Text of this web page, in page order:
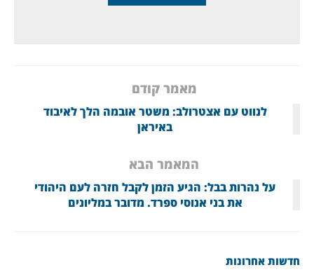
מאמר קודם
לנווט עם אצטרולב: משטר אובמה הלך לאיבוד
באיראן
המאמר הבא
על נהרות בבל: הגיע הזמן לקבל חזרה לעם היהודי
את בני אנוסי ספרד. מדובר במליונים
חדשות אחרונות